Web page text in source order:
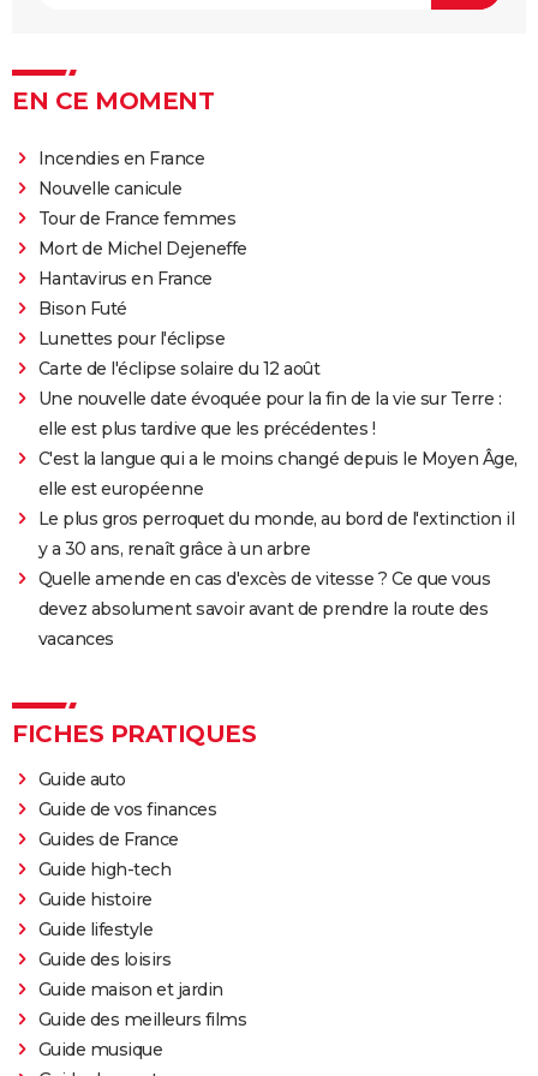
Winslet a un mauvais souvenir de cette scène
devenue culte
il faut absolument voir ce film au cinéma
The Father : synopsis, casting, critiques, bande-
annonce, seance, streaming...
Les Passagers de la nuit
"Babylon" : critiques, séances, avis, casting,
streaming, bande-annonce...
Rocky
La chambre d'à côté : faut-il voir le dernier Pedro
Almodóvar ? Ce qu'en disent les critiques presse
The Whale
Le Comte de Monte-Cristo : le film avec Pierre Niney
est-il inspiré d'une histoire vraie ?
Juré n°2 : s'agit-il (véritablement) du dernier film de
Clint Eastwood ?
Il était une fois en Amérique
Nomadland : synopsis, casting, Oscars, photos,
streaming, avis...
Sound of Metal
Slalom
Oh Canada : que vaut le film avec Richard Gere et
Jacob Elordi présenté au Festival de Cannes ?
EN CE MOMENT
Incendies en France
Nouvelle canicule
Tour de France femmes
Mort de Michel Dejeneffe
Hantavirus en France
Bison Futé
Lunettes pour l'éclipse
Carte de l'éclipse solaire du 12 août
Une nouvelle date évoquée pour la fin de la vie sur Terre :
elle est plus tardive que les précédentes !
C'est la langue qui a le moins changé depuis le Moyen Âge,
elle est européenne
Le plus gros perroquet du monde, au bord de l'extinction il
y a 30 ans, renaît grâce à un arbre
Quelle amende en cas d'excès de vitesse ? Ce que vous
devez absolument savoir avant de prendre la route des
vacances
FICHES PRATIQUES
Guide auto
Guide de vos finances
Guides de France
Guide high-tech
Guide histoire
Guide lifestyle
Guide des loisirs
Guide maison et jardin
Guide des meilleurs films
Guide musique